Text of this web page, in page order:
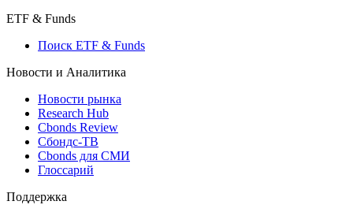
ETF & Funds
Поиск ETF & Funds
Новости и Аналитика
Новости рынка
Research Hub
Cbonds Review
Сбондс-ТВ
Cbonds для СМИ
Глоссарий
Поддержка